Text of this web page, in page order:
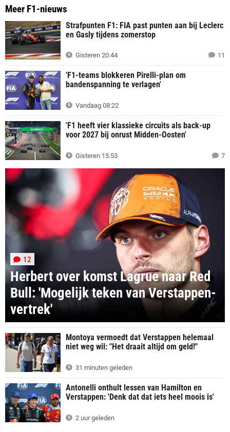
Meer F1-nieuws
Strafpunten F1: FIA past punten aan bij Leclerc
en Gasly tijdens zomerstop
Gisteren 20:44 11
'F1-teams blokkeren Pirelli-plan om
bandenspanning te verlagen'
Vandaag 08:22
'F1 heeft vier klassieke circuits als back-up
voor 2027 bij onrust Midden-Oosten'
Gisteren 15:53 7
Herbert over komst Lagrue naar Red
Bull: 'Mogelijk teken van Verstappen-
vertrek'
12
Montoya vermoedt dat Verstappen helemaal
niet weg wil: "Het draait altijd om geld!"
31 minuten geleden
Antonelli onthult lessen van Hamilton en
Verstappen: 'Denk dat dat iets heel moois is'
2 uur geleden